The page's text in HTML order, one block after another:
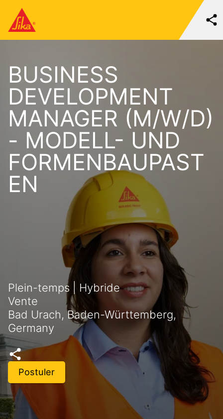
BUSINESS
DEVELOPMENT
MANAGER (M/W/D)
- MODELL- UND
FORMENBAUPAST
EN
Plein-temps | Hybride
Vente
Bad Urach, Baden-Württemberg,
Germany
Postuler